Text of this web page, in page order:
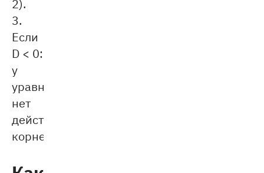
3.
Eсли
D < 0:
у
уравнения
нет
действительных
корней.